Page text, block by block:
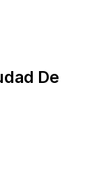
De